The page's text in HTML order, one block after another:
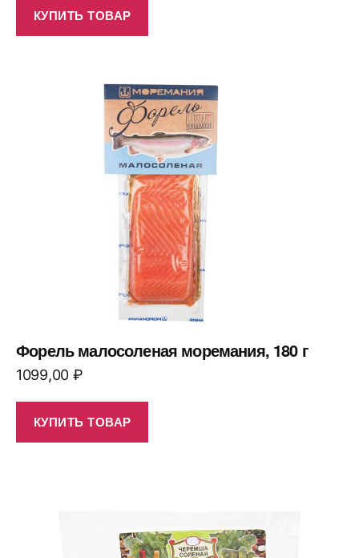
КУПИТЬ ТОВАР
Форель малосоленая моремания, 180 г
1099,00 ₽
КУПИТЬ ТОВАР